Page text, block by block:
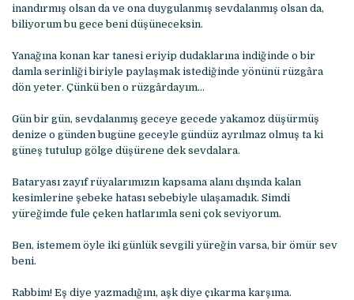
inandırmış olsan da ve ona duygulanmış sevdalanmış olsan da,
biliyorum bu gece beni düşüneceksin.
Yanağına konan kar tanesi eriyip dudaklarına indiğinde o bir
damla serinliği biriyle paylaşmak istediğinde yönünü rüzgâra
dön yeter. Çünkü ben o rüzgârdayım…
Gün bir gün, sevdalanmış geceye gecede yakamoz düşürmüş
denize o günden bugüne geceyle gündüz ayrılmaz olmuş ta ki
güneş tutulup gölge düşürene dek sevdalara.
Bataryası zayıf rüyalarımızın kapsama alanı dışında kalan
kesimlerine şebeke hatası sebebiyle ulaşamadık. Simdi
yüreğimde fule çeken hatlarımla seni çok seviyorum.
Ben, istemem öyle iki günlük sevgili yüreğin varsa, bir ömür sev
beni.
Rabbim! Eş diye yazmadığını, aşk diye çıkarma karşıma.